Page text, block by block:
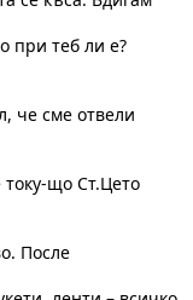
при теб ли е?
че сме отвели
що Ст.Цето
После